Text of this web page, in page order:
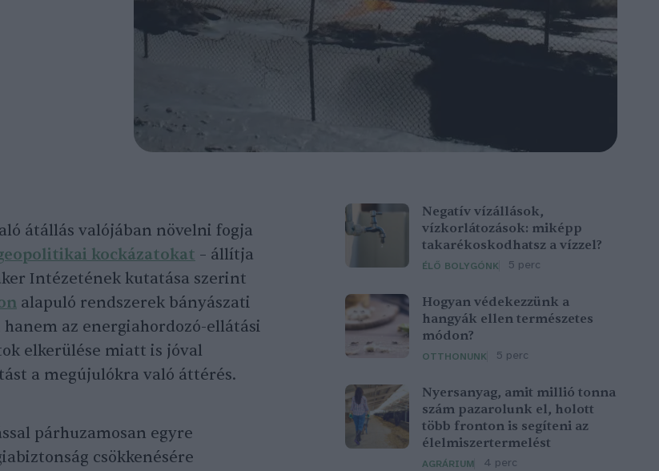
átállás valójában növelni fogja
kockázatokat – állítja
Intézetének kutatása szerint
alapuló rendszerek bányászati
hanem az energiahordozó-ellátási
elkerülése miatt is jóval
a megújulókra való áttérés.
párhuzamosan egyre
csökkenésére
Negatív vízállások,
vízkorlátozások: miképp
takarékoskodhatsz a vízzel?
ÉLŐ BOLYGÓNK 5 perc
Hogyan védekezzünk a
hangyák ellen természetes
módon?
OTTHONUNK 5 perc
Nyersanyag, amit millió tonna
szám pazarolunk el, holott
több fronton is segíteni az
élelmiszertermelést
AGRÁRIUM 4 perc